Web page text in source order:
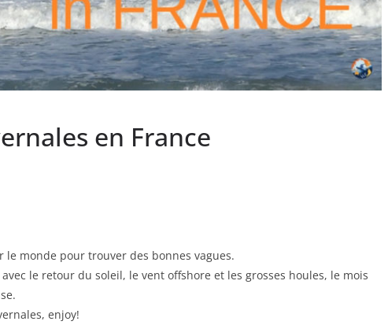
en France
le monde pour trouver des bonnes vagues.
le retour du soleil, le vent offshore et les grosses houles, le mois
enjoy!